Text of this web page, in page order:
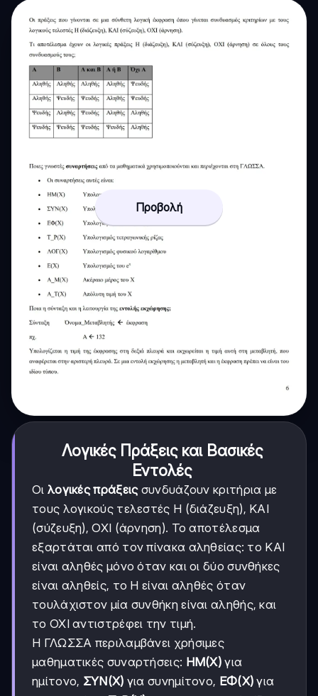
Προβολή
Λογικές Πράξεις και Βασικές
Εντολές
Οι λογικές πράξειςσυνδυάζουν κριτήρια με
τους λογικούς τελεστές Η (διάζευξη), ΚΑΙ
(σύζευξη), ΟΧΙ (άρνηση). Το αποτέλεσμα
εξαρτάται από τον πίνακα αληθείας: το ΚΑΙ
είναι αληθές μόνο όταν και οι δύο συνθήκες
είναι αληθείς, το Η είναι αληθές όταν
τουλάχιστον μία συνθήκη είναι αληθής, και
το ΟΧΙ αντιστρέφει την τιμή.
Η ΓΛΩΣΣΑ περιλαμβάνει χρήσιμες
μαθηματικές συναρτήσεις: HM(X) για
ημίτονο, ΣΥΝ(X) για συνημίτονο, ΕΦ(X) για